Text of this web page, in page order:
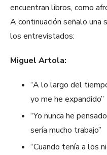
encuentran libros, como
A continuación señalo una
los entrevistados:
Miguel Artola:
“A lo largo del
yo me he expandido”
“Yo nunca he
sería mucho trabajo”
“Cuando tenía a los